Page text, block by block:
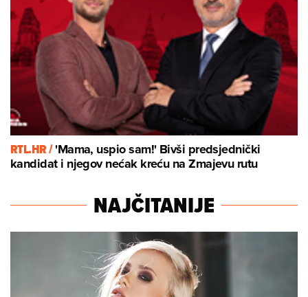
RTL.HR /'Mama, uspio sam!' Bivši predsjednički
kandidat i njegov nećak kreću na Zmajevu rutu
NAJČITANIJE